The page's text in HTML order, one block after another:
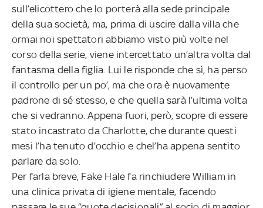
sull’elicottero che lo porterà alla sede principale
della sua società, ma, prima di uscire dalla villa che
ormai noi spettatori abbiamo visto più volte nel
corso della serie, viene intercettato un’altra volta dal
fantasma della figlia. Lui le risponde che sì, ha perso
il controllo per un po’, ma che ora è nuovamente
padrone di sé stesso, e che quella sarà l’ultima volta
che si vedranno. Appena fuori, però, scopre di essere
stato incastrato da Charlotte, che durante questi
mesi l’ha tenuto d’occhio e chel’ha appena sentito
parlare da solo.
Per farla breve, Fake Hale fa rinchiudere William in
una clinica privata di igiene mentale, facendo